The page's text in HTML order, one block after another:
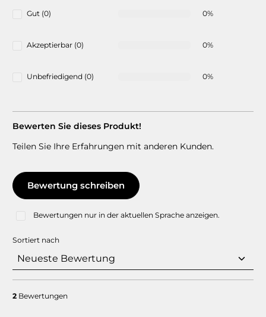
Gut (0) 0%
Akzeptierbar (0) 0%
Unbefriedigend (0) 0%
Bewerten Sie dieses Produkt!
Teilen Sie Ihre Erfahrungen mit anderen Kunden.
Bewertung schreiben
Bewertungen nur in der aktuellen Sprache anzeigen.
Sortiert nach
2 Bewertungen